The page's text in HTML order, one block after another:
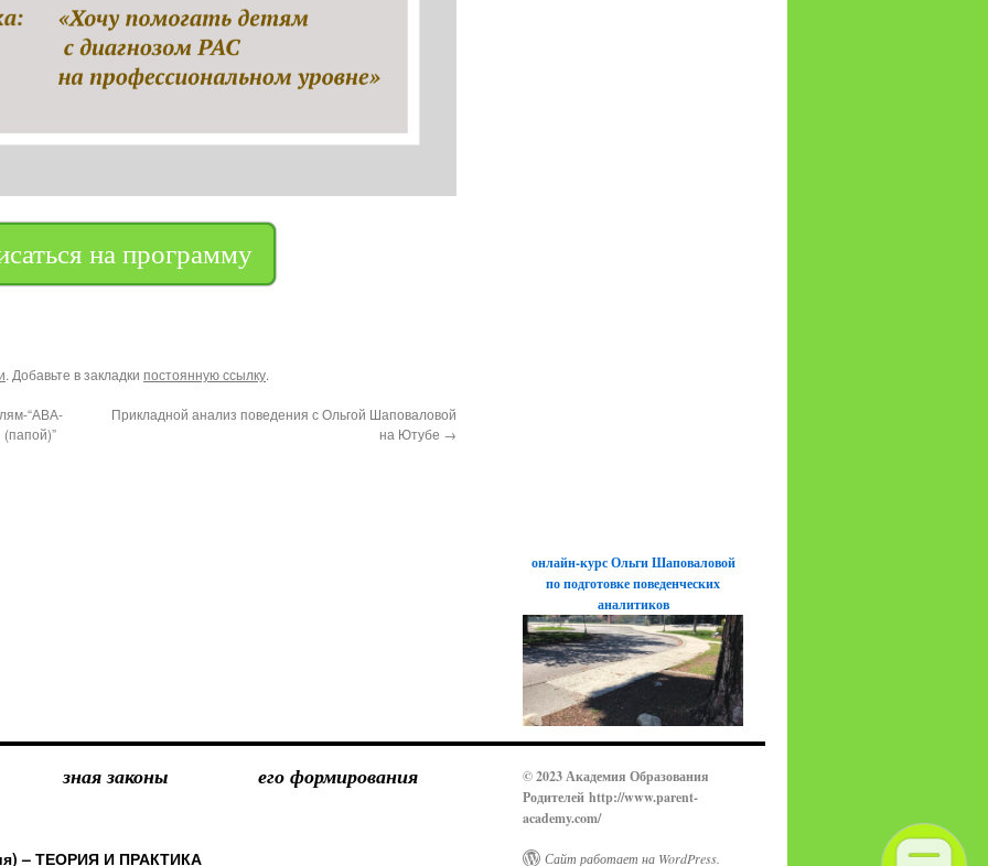
на программу
. Добавьте в закладки постоянную ссылку.
“АВА-
(папой)”
Прикладной анализ поведения с Ольгой Шаповаловой
на Ютубе →
онлайн-курс Ольги Шаповаловой
по подготовке поведенческих
аналитиков
зная законы его формирования
© 2023 Академия Образования
Родителей http://www.parent-
academy.com/
– ТЕОРИЯ И ПРАКТИКА Сайт работает на WordPress.